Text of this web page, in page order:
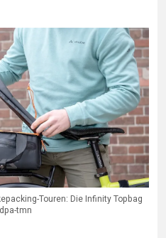
Touren: Die Infinity Topbag
tmn